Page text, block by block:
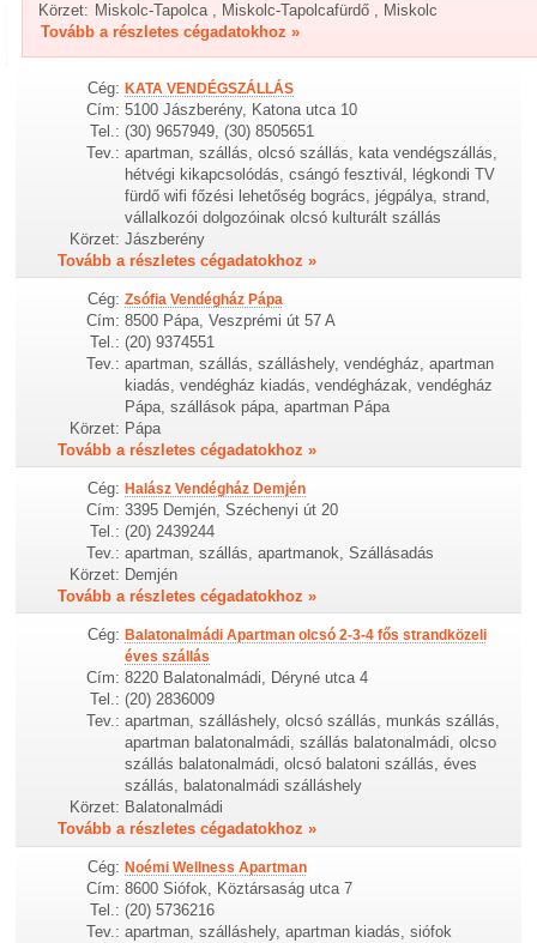
Körzet: Miskolc-Tapolca , Miskolc-Tapolcafürdő , Miskolc
Tovább a részletes cégadatokhoz »
Cég: KATA VENDÉGSZÁLLÁS
Cím: 5100 Jászberény, Katona utca 10
Tel.: (30) 9657949, (30) 8505651
Tev.: apartman, szállás, olcsó szállás, kata vendégszállás,
hétvégi kikapcsolódás, csángó fesztivál, légkondi TV
fürdő wifi főzési lehetőség bogrács, jégpálya, strand,
vállalkozói dolgozóinak olcsó kulturált szállás
Körzet: Jászberény
Tovább a részletes cégadatokhoz »
Cég: Zsófia Vendégház Pápa
Cím: 8500 Pápa, Veszprémi út 57 A
Tel.: (20) 9374551
Tev.: apartman, szállás, szálláshely, vendégház, apartman
kiadás, vendégház kiadás, vendégházak, vendégház
Pápa, szállások pápa, apartman Pápa
Körzet: Pápa
Tovább a részletes cégadatokhoz »
Cég: Halász Vendégház Demjén
Cím: 3395 Demjén, Széchenyi út 20
Tel.: (20) 2439244
Tev.: apartman, szállás, apartmanok, Szállásadás
Körzet: Demjén
Tovább a részletes cégadatokhoz »
Cég: Balatonalmádi Apartman olcsó 2-3-4 fős strandközeli
éves szállás
Cím: 8220 Balatonalmádi, Déryné utca 4
Tel.: (20) 2836009
Tev.: apartman, szálláshely, olcsó szállás, munkás szállás,
apartman balatonalmádi, szállás balatonalmádi, olcso
szállás balatonalmádi, olcsó balatoni szállás, éves
szállás, balatonalmádi szálláshely
Körzet: Balatonalmádi
Tovább a részletes cégadatokhoz »
Cég: Noémi Wellness Apartman
Cím: 8600 Siófok, Köztársaság utca 7
Tel.: (20) 5736216
Tev.: apartman, szálláshely, apartman kiadás, siófok